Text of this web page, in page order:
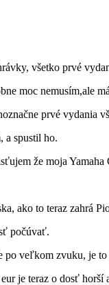
všetko prvé
moc nemusím,ale
prvé vydania
a spustil ho.
že moja
ako to teraz zahrá
počúvať.
veľkom zvuku, je
je teraz o dosť